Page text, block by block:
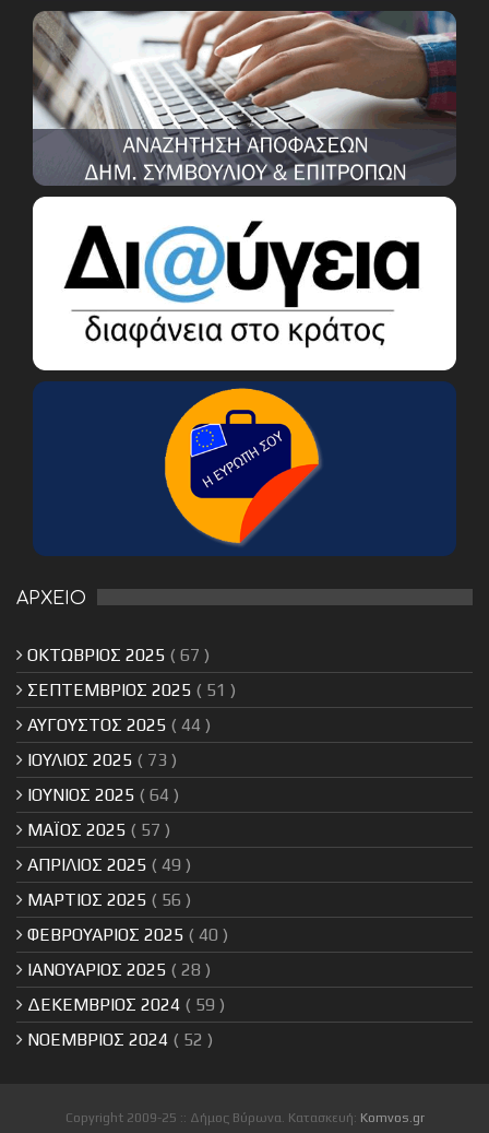
ΑΡΧΕΙΟ
ΟΚΤΩΒΡΙΟΣ 2025 ( 67 )
ΣΕΠΤΕΜΒΡΙΟΣ 2025 ( 51 )
ΑΥΓΟΥΣΤΟΣ 2025 ( 44 )
ΙΟΥΛΙΟΣ 2025 ( 73 )
ΙΟΥΝΙΟΣ 2025 ( 64 )
ΜΑΪΟΣ 2025 ( 57 )
ΑΠΡΙΛΙΟΣ 2025 ( 49 )
ΜΑΡΤΙΟΣ 2025 ( 56 )
ΦΕΒΡΟΥΑΡΙΟΣ 2025 ( 40 )
ΙΑΝΟΥΑΡΙΟΣ 2025 ( 28 )
ΔΕΚΕΜΒΡΙΟΣ 2024 ( 59 )
ΝΟΕΜΒΡΙΟΣ 2024 ( 52 )
Copyright 2009-25 :: Δήμος Βύρωνα. Κατασκευή: Komvos.gr